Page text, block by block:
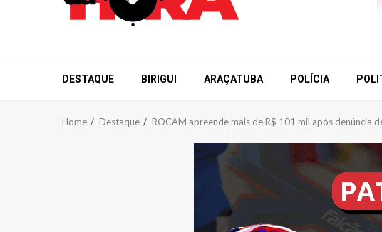
DESTAQUE BIRIGUI ARAÇATUBA POLÍCIA
Home Destaque ROCAM apreende mais de R$ 101 mil após denúncia